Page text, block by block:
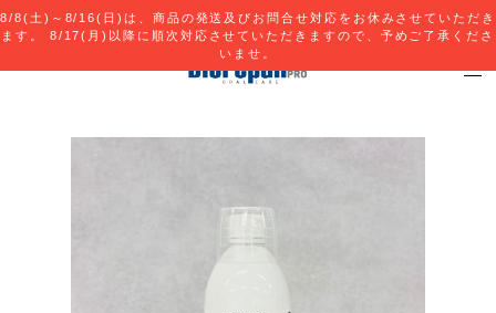
8/8(土)～8/16(日)は、商品の発送及びお問合せ対応をお休みさせていただき
ます。 8/17(月)以降に順次対応させていただきますので、予めご了承くださ
いませ。